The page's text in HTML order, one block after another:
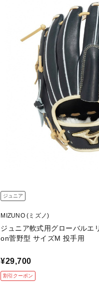
ジュニア
MIZUNO (ミズノ)
ジュニア軟式用グローバル
on菅野型 サイズM 投手用
¥29,700
割引クーポン